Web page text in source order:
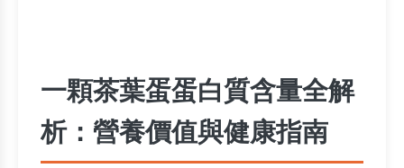
一顆茶葉蛋蛋白質含量全解
析：營養價值與健康指南